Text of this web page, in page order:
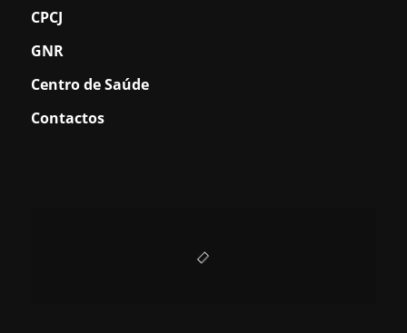
CPCJ
GNR
Centro de Saúde
Contactos